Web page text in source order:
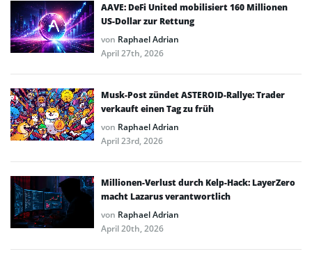
AAVE: DeFi United mobilisiert 160 Millionen
US-Dollar zur Rettung
von Raphael Adrian
April 27th, 2026
Musk-Post zündet ASTEROID-Rallye: Trader
verkauft einen Tag zu früh
von Raphael Adrian
April 23rd, 2026
Millionen-Verlust durch Kelp-Hack: LayerZero
macht Lazarus verantwortlich
von Raphael Adrian
April 20th, 2026